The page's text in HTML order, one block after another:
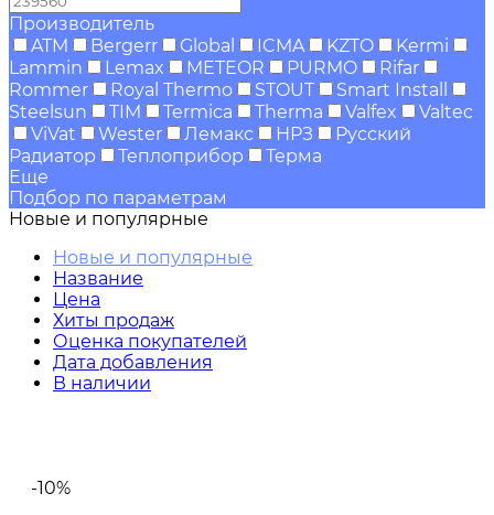
Производитель
ATM
Bergerr Global ICMA KZTO
Kermi
Lammin
Lemax METEOR PURMO
Rifar
Rommer
Royal Thermo STOUT
Smart Install
Steelsun
TIM Termica Therma Valfex
Valtec
ViVat
Wester Лемакс НРЗ
Русский
Радиатор
Теплоприбор
Терма
Еще
Подбор по параметрам
Новые и популярные
Новые и популярные
Название
Цена
Хиты продаж
Оценка покупателей
Дата добавления
В наличии
-10%